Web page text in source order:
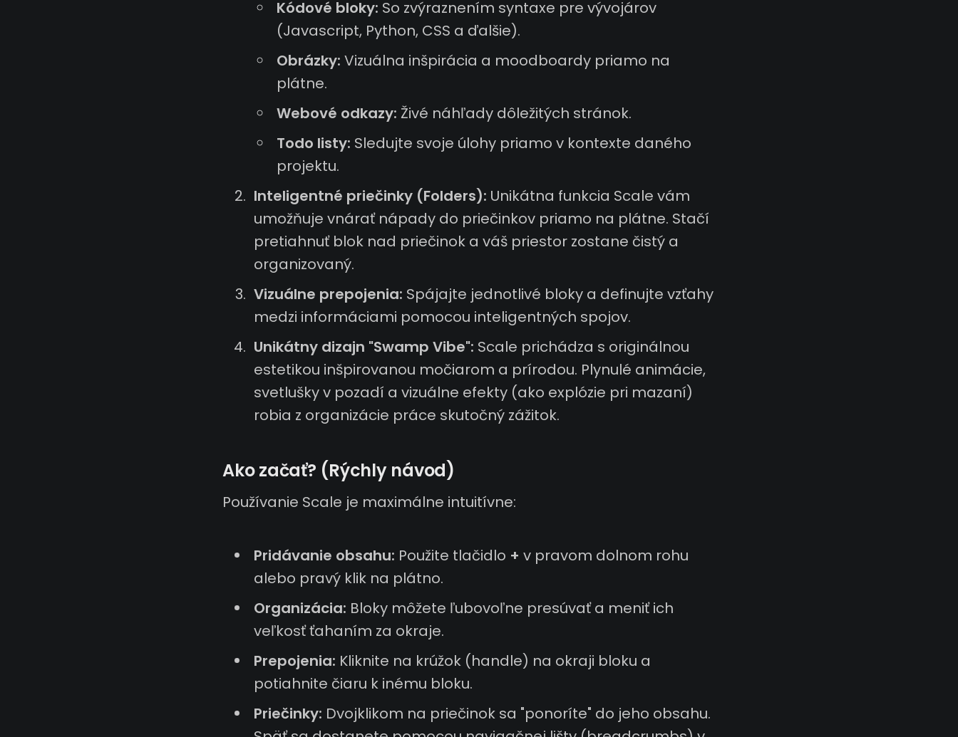
Kódové bloky: So zvýraznením syntaxe pre vývojárov
(Javascript, Python, CSS a ďalšie).
Obrázky: Vizuálna inšpirácia a moodboardy priamo na
plátne.
Webové odkazy: Živé náhľady dôležitých stránok.
Todo listy: Sledujte svoje úlohy priamo v kontexte daného
projektu.
Inteligentné priečinky (Folders): Unikátna funkcia Scale vám
umožňuje vnárať nápady do priečinkov priamo na plátne. Stačí
pretiahnuť blok nad priečinok a váš priestor zostane čistý a
organizovaný.
Vizuálne prepojenia: Spájajte jednotlivé bloky a definujte vzťahy
medzi informáciami pomocou inteligentných spojov.
Unikátny dizajn "Swamp Vibe": Scale prichádza s originálnou
estetikou inšpirovanou močiarom a prírodou. Plynulé animácie,
svetlušky v pozadí a vizuálne efekty (ako explózie pri mazaní)
robia z organizácie práce skutočný zážitok.
Ako začať? (Rýchly návod)
Používanie Scale je maximálne intuitívne:
Pridávanie obsahu: Použite tlačidlo + v pravom dolnom rohu
alebo pravý klik na plátno.
Organizácia: Bloky môžete ľubovoľne presúvať a meniť ich
veľkosť ťahaním za okraje.
Prepojenia: Kliknite na krúžok (handle) na okraji bloku a
potiahnite čiaru k inému bloku.
Priečinky: Dvojklikom na priečinok sa "ponoríte" do jeho obsahu.